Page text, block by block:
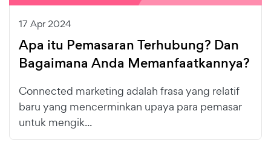
17 Apr 2024
Apa itu Pemasaran Terhubung? Dan
Bagaimana Anda Memanfaatkannya?
Connected marketing adalah frasa yang relatif
baru yang mencerminkan upaya para pemasar
untuk mengik...